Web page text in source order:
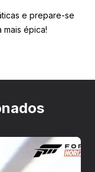
e prepare-se
mais épica!